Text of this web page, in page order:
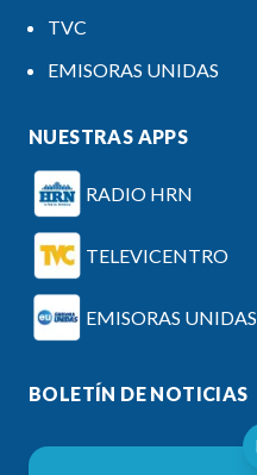
TVC
EMISORAS UNIDAS
NUESTRAS APPS
RADIO HRN
TELEVICENTRO
EMISORAS UNIDAS
BOLETÍN DE NOTICIAS